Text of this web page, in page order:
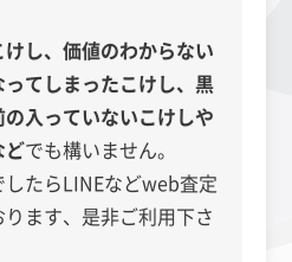
けし、価値のわからない
てしまったこけし、黒
の入っていないこけしや
どでも構いません。
たらLINEなどweb査定
ます、是非ご利用下さ